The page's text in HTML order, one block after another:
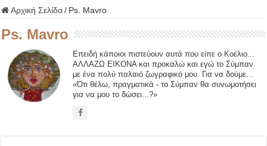
Αρχική Σελίδα / Ps. Mavro
Ps. Mavro
Επειδή κάποιοι πιστεύουν αυτά που είπε ο Κοέλιο...
ΑΛΛΑΖΩ ΕΙΚΟΝΑ και προκαλώ και εγώ το Σύμπαν
με ένα πολύ παλαιό ζωγραφικό μου. Για να δούμε...
«Ότι θέλω, πραγματικά - το Σύμπαν θα συνωμοτήσει
για να μου το δώσει...?»